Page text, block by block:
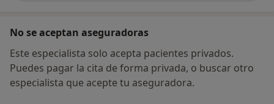
No se aceptan aseguradoras
Este especialista solo acepta pacientes privados.
Puedes pagar la cita de forma privada, o buscar otro
especialista que acepte tu aseguradora.